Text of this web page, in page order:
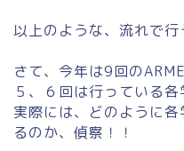
以上のような、流れで行
さて、今年は9回の
５、６回は行っている各
実際には、どのように
るのか、偵察！！